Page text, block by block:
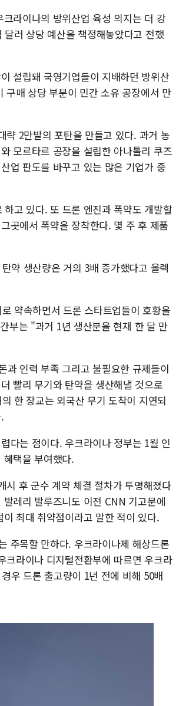
라이나의 방위산업 육성 의지는 더 강
러 상당 예산을 책정해놓았다고 전했
설립돼 국영기업들이 지배하던 방위산
구매 상당 부분이 민간 소유 공장에서 만
략 2만발의 포탄을 만들고 있다. 과거 농
모르타르 공장을 설립한 아나톨리 쿠즈
업 판도를 바꾸고 있는 많은 기업가 중
고 있다. 또 드론 엔진과 폭약도 개발할
곳에서 폭약을 장착한다. 몇 주 후 제품
약 생산량은 거의 3배 증가했다고 올렉
약속하면서 드론 스타트업들이 호황을
부는 "과거 1년 생산분을 현재 한 달 만
과 인력 부족 그리고 불필요한 규제들이
빨리 무기와 탄약을 생산해낼 것으로
한 장교는 외국산 무기 도착이 지연되
다는 점이다. 우크라이나 정부는 1월 인
택을 부여했다.
시 후 군수 계약 체결 절차가 투명해졌다
레리 발루즈니도 이전 CNN 기고문에
최대 취약점이라고 말한 적이 있다.
주목할 만하다. 우크라이나제 해상드론
라이나 디지털전환부에 따르면 우크라
우 드론 출고량이 1년 전에 비해 50배